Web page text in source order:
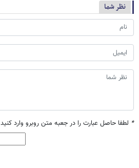
نظر شما
* لطفا حاصل عبارت را در جعبه متن روبرو وارد کنید